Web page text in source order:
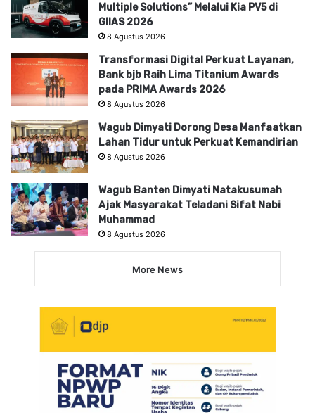
Multiple Solutions” Melalui Kia PV5 di
GIIAS 2026
8 Agustus 2026
Transformasi Digital Perkuat Layanan,
Bank bjb Raih Lima Titanium Awards
pada PRIMA Awards 2026
8 Agustus 2026
Wagub Dimyati Dorong Desa Manfaatkan
Lahan Tidur untuk Perkuat Kemandirian
8 Agustus 2026
Wagub Banten Dimyati Natakusumah
Ajak Masyarakat Teladani Sifat Nabi
Muhammad
8 Agustus 2026
More News